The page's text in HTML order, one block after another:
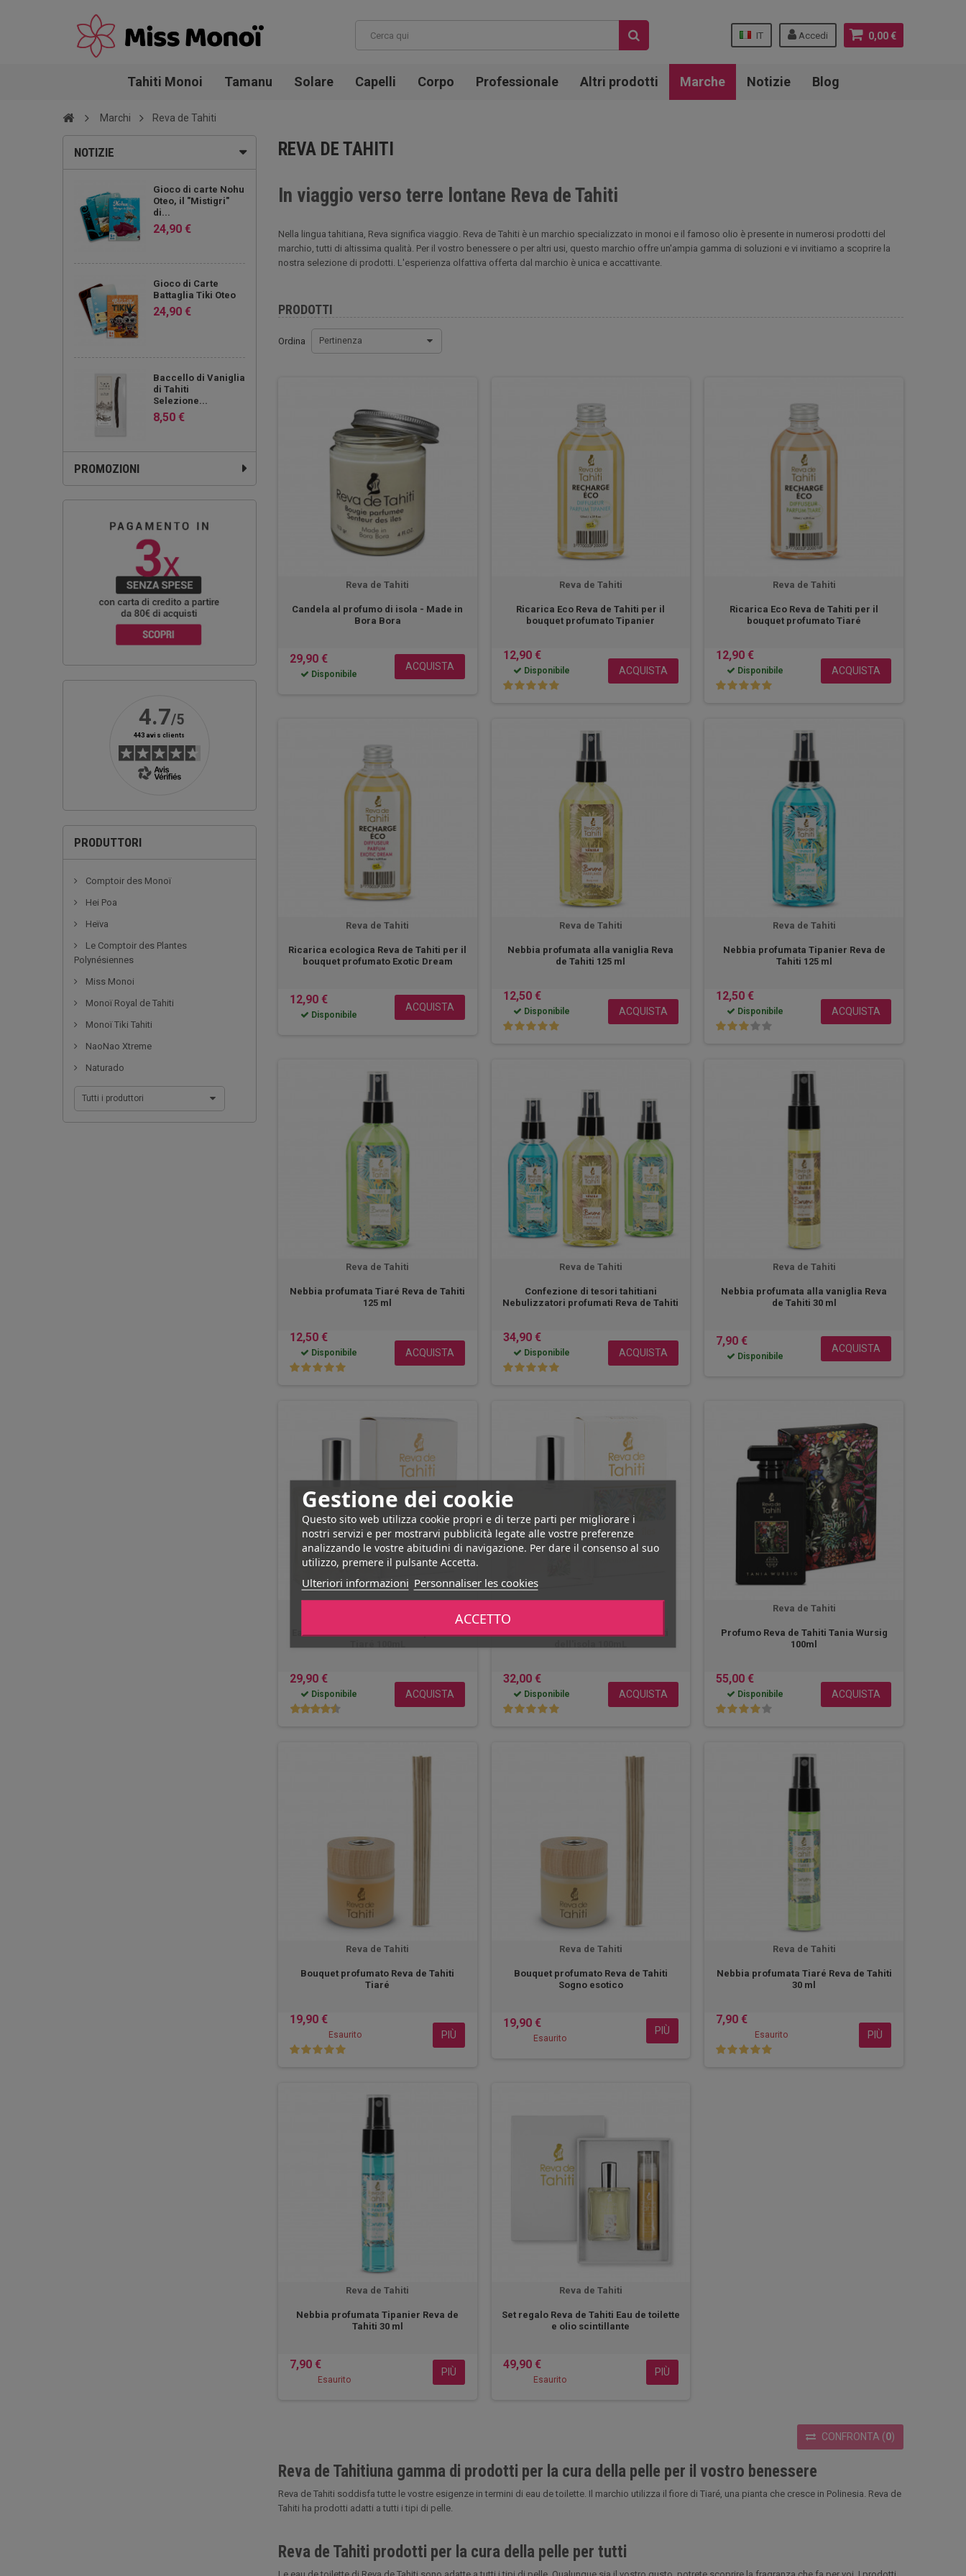
0,00 €
Accedi
IT
Gestione dei cookie
Questo sito web utilizza cookie propri e di terze parti per migliorare i
nostri servizi e per mostrarvi pubblicità legate alle vostre preferenze
analizzando le vostre abitudini di navigazione. Per dare il consenso al suo
utilizzo, premere il pulsante Accetta.
Ulteriori informazioni Personnaliser les cookies
ACCETTO
Tahiti Monoi Tamanu Solare Capelli Corpo Professionale Altri prodotti Marche Notizie Blog
Marchi Reva de Tahiti
NOTIZIE
Gioco di carte Nohu
Oteo, il "Mistigri"
di...
24,90 €
Gioco di Carte
Battaglia Tiki Oteo
24,90 €
Baccello di Vaniglia
di Tahiti
Selezione...
8,50 €
PROMOZIONI
PRODUTTORI
Comptoir des Monoï
Hei Poa
Heïva
Le Comptoir des Plantes
Polynésiennes
Miss Monoi
Monoï Royal de Tahiti
Monoï Tiki Tahiti
NaoNao Xtreme
Naturado
Tutti i produttori
REVA DE TAHITI
In viaggio verso terre lontane Reva de Tahiti
Nella lingua tahitiana, Reva significa viaggio. Reva de Tahiti è un marchio specializzato in monoi e il famoso olio è presente in numerosi prodotti del
marchio, tutti di altissima qualità. Per il vostro benessere o per altri usi, questo marchio offre un'ampia gamma di soluzioni e vi invitiamo a scoprire la
nostra selezione di prodotti. L'esperienza olfattiva offerta dal marchio è unica e accattivante.
PRODOTTI
Ordina Pertinenza
Reva de Tahiti
Candela al profumo di isola - Made in
Bora Bora
29,90 €
Disponibile
ACQUISTA
Reva de Tahiti
Ricarica Eco Reva de Tahiti per il
bouquet profumato Tipanier
12,90 €
Disponibile ACQUISTA
Reva de Tahiti
Ricarica Eco Reva de Tahiti per il
bouquet profumato Tiaré
12,90 €
Disponibile ACQUISTA
Reva de Tahiti
Ricarica ecologica Reva de Tahiti per il
bouquet profumato Exotic Dream
12,90 €
Disponibile
ACQUISTA
Reva de Tahiti
Nebbia profumata alla vaniglia Reva
de Tahiti 125 ml
12,50 €
Disponibile ACQUISTA
Reva de Tahiti
Nebbia profumata Tipanier Reva de
Tahiti 125 ml
12,50 €
Disponibile ACQUISTA
Reva de Tahiti
Nebbia profumata Tiaré Reva de Tahiti
125 ml
12,50 €
Disponibile ACQUISTA
Reva de Tahiti
Confezione di tesori tahitiani
Nebulizzatori profumati Reva de Tahiti
34,90 €
Disponibile ACQUISTA
Reva de Tahiti
Nebbia profumata alla vaniglia Reva
de Tahiti 30 ml
7,90 €
Disponibile
ACQUISTA
Eau de toilette Reva de Tahiti profumo
29,90 €
Disponibile ACQUISTA
Eau de toilette Reva de Tahiti Frutti
32,00 €
Disponibile ACQUISTA
Reva de Tahiti
Profumo Reva de Tahiti Tania Wursig
100ml
55,00 €
Disponibile ACQUISTA
Reva de Tahiti
Bouquet profumato Reva de Tahiti
Tiaré
19,90 €
Esaurito PIÙ
Reva de Tahiti
Bouquet profumato Reva de Tahiti
Sogno esotico
19,90 €
Esaurito
PIÙ
Reva de Tahiti
Nebbia profumata Tiaré Reva de Tahiti
30 ml
7,90 €
Esaurito PIÙ
Reva de Tahiti
Nebbia profumata Tipanier Reva de
Tahiti 30 ml
7,90 €
Esaurito
PIÙ
Reva de Tahiti
Set regalo Reva de Tahiti Eau de toilette
e olio scintillante
49,90 €
Esaurito
PIÙ
CONFRONTA (0)
Reva de Tahitiuna gamma di prodotti per la cura della pelle per il vostro benessere
Reva de Tahiti soddisfa tutte le vostre esigenze in termini di eau de toilette. Il marchio utilizza il fiore di Tiaré, una pianta che cresce in Polinesia. Reva de
Tahiti ha prodotti adatti a tutti i tipi di pelle.
Reva de Tahiti prodotti per la cura della pelle per tutti